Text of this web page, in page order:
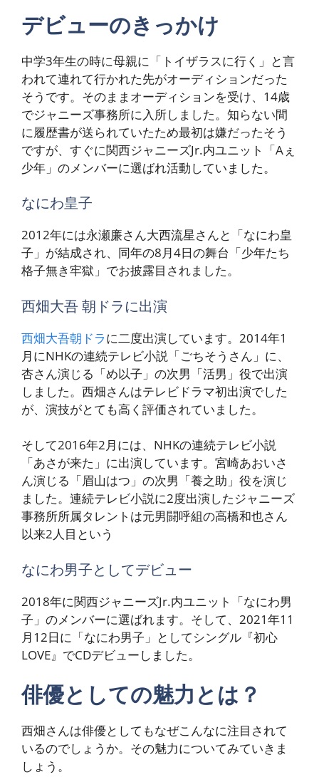
デビューのきっかけ
中学3年生の時に母親に「トイザラスに行く」と言
われて連れて行かれた先がオーディションだった
そうです。そのままオーディションを受け、14歳
でジャニーズ事務所に入所しました。知らない間
に履歴書が送られていたため最初は嫌だったそう
ですが、すぐに関西ジャニーズJr.内ユニット「Aぇ
少年」のメンバーに選ばれ活動していました。
なにわ皇子
2012年には永瀬廉さん大西流星さんと「なにわ皇
子」が結成され、同年の8月4日の舞台「少年たち
格子無き牢獄」でお披露目されました。
西畑大吾 朝ドラに出演
西畑大吾朝ドラに二度出演しています。2014年1
月にNHKの連続テレビ小説「ごちそうさん」に、
杏さん演じる「め以子」の次男「活男」役で出演
しました。西畑さんはテレビドラマ初出演でした
が、演技がとても高く評価されていました。
そして2016年2月には、NHKの連続テレビ小説
「あさが来た」に出演しています。宮崎あおいさ
ん演じる「眉山はつ」の次男「養之助」役を演じ
ました。連続テレビ小説に2度出演したジャニーズ
事務所所属タレントは元男闘呼組の高橋和也さん
以来2人目という
なにわ男子としてデビュー
2018年に関西ジャニーズJr.内ユニット「なにわ男
子」のメンバーに選ばれます。そして、2021年11
月12日に「なにわ男子」としてシングル『初心
LOVE』でCDデビューしました。
俳優としての魅力とは？
西畑さんは俳優としてもなぜこんなに注目されて
いるのでしょうか。その魅力についてみていきま
しょう。